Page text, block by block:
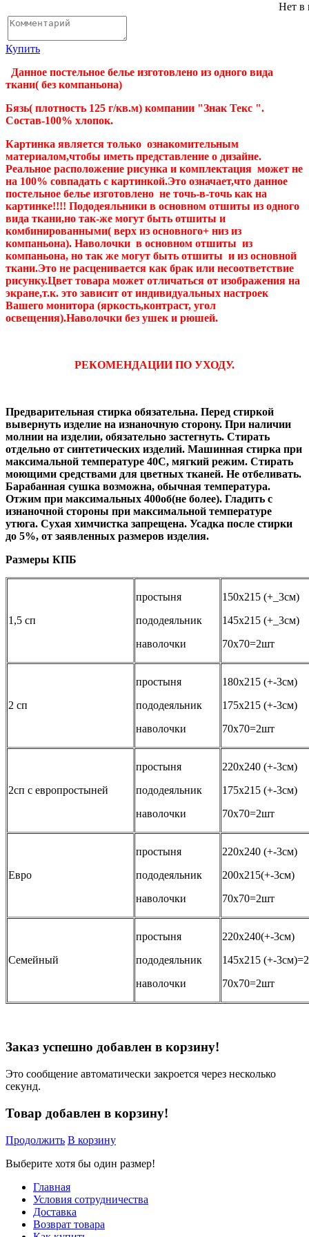
Нет в
Купить
Данное постельное белье изготовлено из одного вида
ткани( без компаньона)
Бязь( плотность 125 г/кв.м) компании "Знак Текс ".
Состав-100% хлопок.
Картинка является только ознакомительным
материалом,чтобы иметь представление о дизайне.
Реальное расположение рисунка и комплектация может не
на 100% совпадать с картинкой.Это означает,что данное
постельное белье изготовлено не точь-в-точь как на
картинке!!!! Пододеяльники в основном отшиты из одного
вида ткани,но так-же могут быть отшиты и
комбинированными( верх из основного+ низ из
компаньона). Наволочки в основном отшиты из
компаньона, но так же могут быть отшиты и из основной
ткани.Это не расценивается как брак или несоответствие
рисунку.Цвет товара может отличаться от изображения на
экране,т.к. это зависит от индивидуальных настроек
Вашего монитора (яркость,контраст, угол
освещения).Наволочки без ушек и рюшей.
РЕКОМЕНДАЦИИ ПО УХОДУ.
Предварительная стирка обязательна. Перед стиркой
вывернуть изделие на изнаночную сторону. При наличии
молнии на изделии, обязательно застегнуть. Стирать
отдельно от синтетических изделий. Машинная стирка при
максимальной температуре 40С, мягкий режим. Стирать
моющими средствами для цветных тканей. Не отбеливать.
Барабанная сушка возможна, обычная температура.
Отжим при максимальных 400об(не более). Гладить с
изнаночной стороны при максимальной температуре
утюга. Сухая химчистка запрещена. Усадка после стирки
до 5%, от заявленных размеров изделия.
Размеры КПБ
1,5 сп
простыня
пододеяльник
наволочки
150х215 (+_3см)
145х215 (+_3см)
70х70=2шт
2 сп
простыня
пододеяльник
наволочки
180х215 (+-3см)
175х215 (+-3см)
70х70=2шт
2сп с европростыней
простыня
пододеяльник
наволочки
220х240 (+-3см)
175х215 (+-3см)
70х70=2шт
Евро
простыня
пододеяльник
наволочки
220х240 (+-3см)
200х215(+-3см)
70х70=2шт
Семейный
простыня
пододеяльник
наволочки
220х240(+-3см)
145х215 (+-
70х70=2шт
Заказ успешно добавлен в корзину!
Это сообщение автоматически закроется через несколько
секунд.
Товар добавлен в корзину!
Продолжить В корзину
Выберите хотя бы один размер!
Главная
Условия сотрудничества
Доставка
Возврат товара